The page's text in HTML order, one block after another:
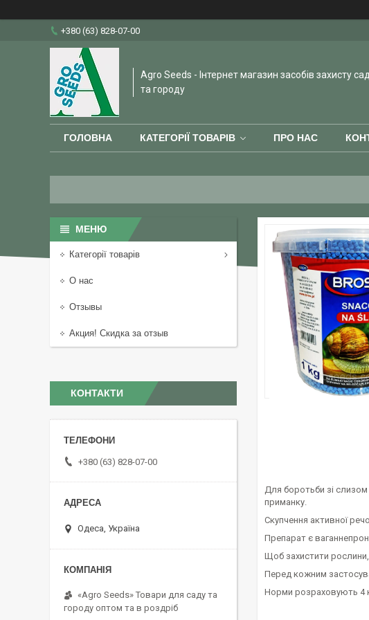
+380 (63) 828-07-00
Agro Seeds - Інтернет магазин засобів захисту
та городу
ГОЛОВНА КАТЕГОРІЇ ТОВАРІВ ПРО НАС
Для боротьби зі
приманку.
Скупчення активної
Препарат є
Щоб захистити
Перед кожним
Норми розраховують 4
Категорії товарів
О нас
Отзывы
Акция! Скидка за отзыв
КОНТАКТИ
+380 (63) 828-07-00
Одеса, Україна
«Agro Seeds» Товари для саду та
городу оптом та в роздріб